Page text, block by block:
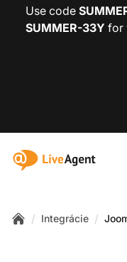
Use code
SUMMER-33Y for
:site.title
/ Integrácie /